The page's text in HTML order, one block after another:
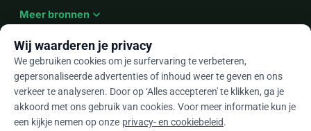
Meer bronnen expand_more
Nlarrow_drop_down
★★★★★ 4,9 / 5 op basis van 500+ reviews
Wij waarderen je privacy
We gebruiken cookies om je surfervaring te verbeteren,
gepersonaliseerde advertenties of inhoud weer te geven en ons
verkeer te analyseren. Door op ‘Alles accepteren' te klikken, ga je
akkoord met ons gebruik van cookies. Voor meer informatie kun je
een kijkje nemen op onze privacy- en cookiebeleid.